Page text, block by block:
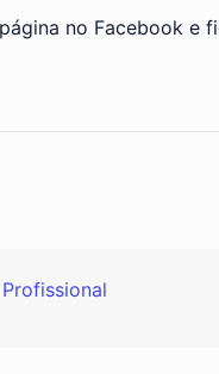
no Facebook e